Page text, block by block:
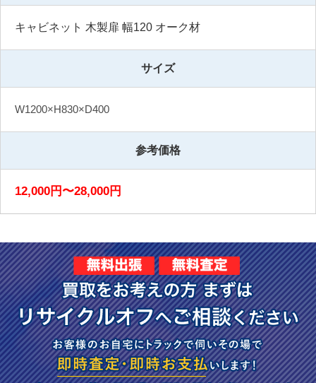
キャビネット 木製扉 幅120 オーク材
サイズ
W1200×H830×D400
参考価格
12,000円〜28,000円